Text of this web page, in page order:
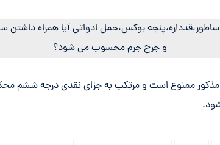
مذکور ممنوع است و مرتکب به جزای نقدی درجه ششم